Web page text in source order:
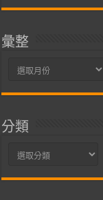
彙整
彙
分類
分